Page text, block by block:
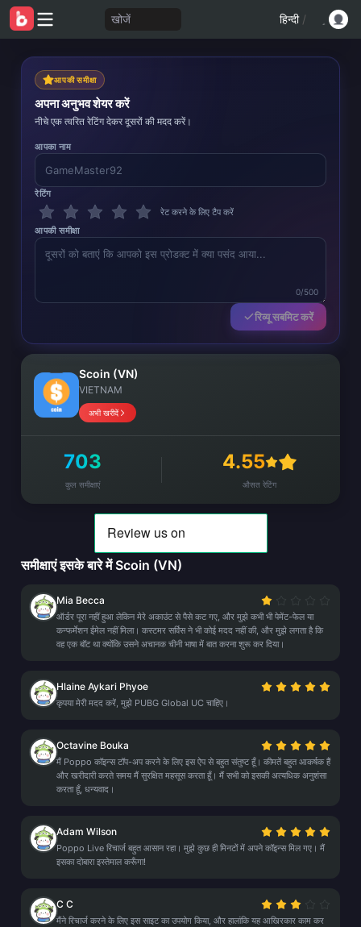
खोजें हिन्दी /
आपकी समीक्षा
अपना अनुभव शेयर करें
नीचे एक त्वरित रेटिंग देकर दूसरों की मदद करें।
आपका नाम
रेटिंग
रेट करने के लिए टैप करें
आपकी समीक्षा
0/500
रिव्यू सबमिट करें
Scoin (VN)
VIETNAM
अभी खरीदें
703
कुल समीक्षाएं
4.55
औसत रेटिंग
समीक्षाएं इसके बारे में Scoin (VN)
Mia Becca
ऑर्डर पूरा नहीं हुआ लेकिन मेरे अकाउंट से पैसे कट गए, और मुझे कभी भी पेमेंट-फेल या
कन्फर्मेशन ईमेल नहीं मिला। कस्टमर सर्विस ने भी कोई मदद नहीं की, और मुझे लगता है कि
वह एक बॉट था क्योंकि उसने अचानक चीनी भाषा में बात करना शुरू कर दिया।
Hlaine Aykari Phyoe
कृपया मेरी मदद करें, मुझे PUBG Global UC चाहिए।
Octavine Bouka
मैं Poppo कॉइन्स टॉप-अप करने के लिए इस ऐप से बहुत संतुष्ट हूँ। कीमतें बहुत आकर्षक हैं
और खरीदारी करते समय मैं सुरक्षित महसूस करता हूँ। मैं सभी को इसकी अत्यधिक अनुशंसा
करता हूँ, धन्यवाद।
Adam Wilson
Poppo Live रिचार्ज बहुत आसान रहा। मुझे कुछ ही मिनटों में अपने कॉइन्स मिल गए। मैं
इसका दोबारा इस्तेमाल करूँगा!
C C
मैंने रिचार्ज करने के लिए इस साइट का उपयोग किया, और हालांकि यह आखिरकार काम कर